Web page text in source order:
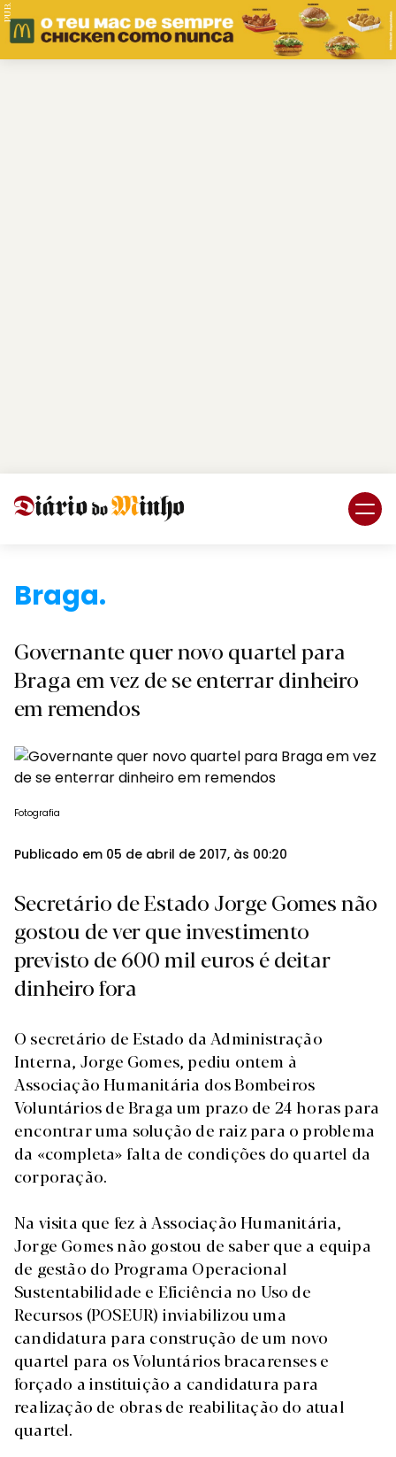
PUB.
B
Governante quer novo quartel para
Braga em vez de se enterrar dinheiro
em remendos
Fotografia
Publicado em 05 de abril de 2017, às 00:20
Secretário de Estado Jorge Gomes não
gostou de ver que investimento
previsto de 600 mil euros é deitar
dinheiro fora
O secretário de Estado da Administração
Interna, Jorge Gomes, pediu ontem à
Associação Humanitária dos Bombeiros
Voluntários de Braga um prazo de 24 horas para
encontrar uma solução de raiz para o problema
da «completa» falta de condições do quartel da
corporação.
Na visita que fez à Associação Humanitária,
Jorge Gomes não gostou de saber que a equipa
de gestão do Programa Operacional
Sustentabilidade e Eficiência no Uso de
Recursos (POSEUR) inviabilizou uma
candidatura para construção de um novo
quartel para os Voluntários bracarenses e
forçado a instituição a candidatura para
realização de obras de reabilitação do atual
quartel.